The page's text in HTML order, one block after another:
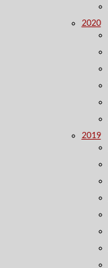
2020
2019